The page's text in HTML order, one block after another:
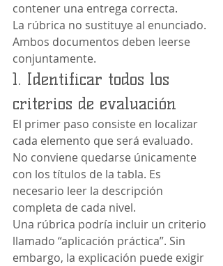
contener una entrega correcta.
La rúbrica no sustituye al enunciado.
Ambos documentos deben leerse
conjuntamente.
1. Identificar todos los
criterios de evaluación
El primer paso consiste en localizar
cada elemento que será evaluado.
No conviene quedarse únicamente
con los títulos de la tabla. Es
necesario leer la descripción
completa de cada nivel.
Una rúbrica podría incluir un criterio
llamado “aplicación práctica”. Sin
embargo, la explicación puede exigir